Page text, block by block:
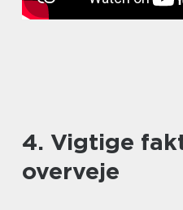
4. Vigtige
overveje